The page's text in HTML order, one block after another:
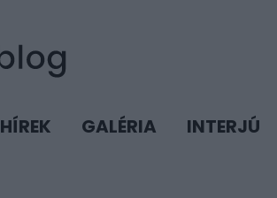
HÍREK GALÉRIA INTERJÚ